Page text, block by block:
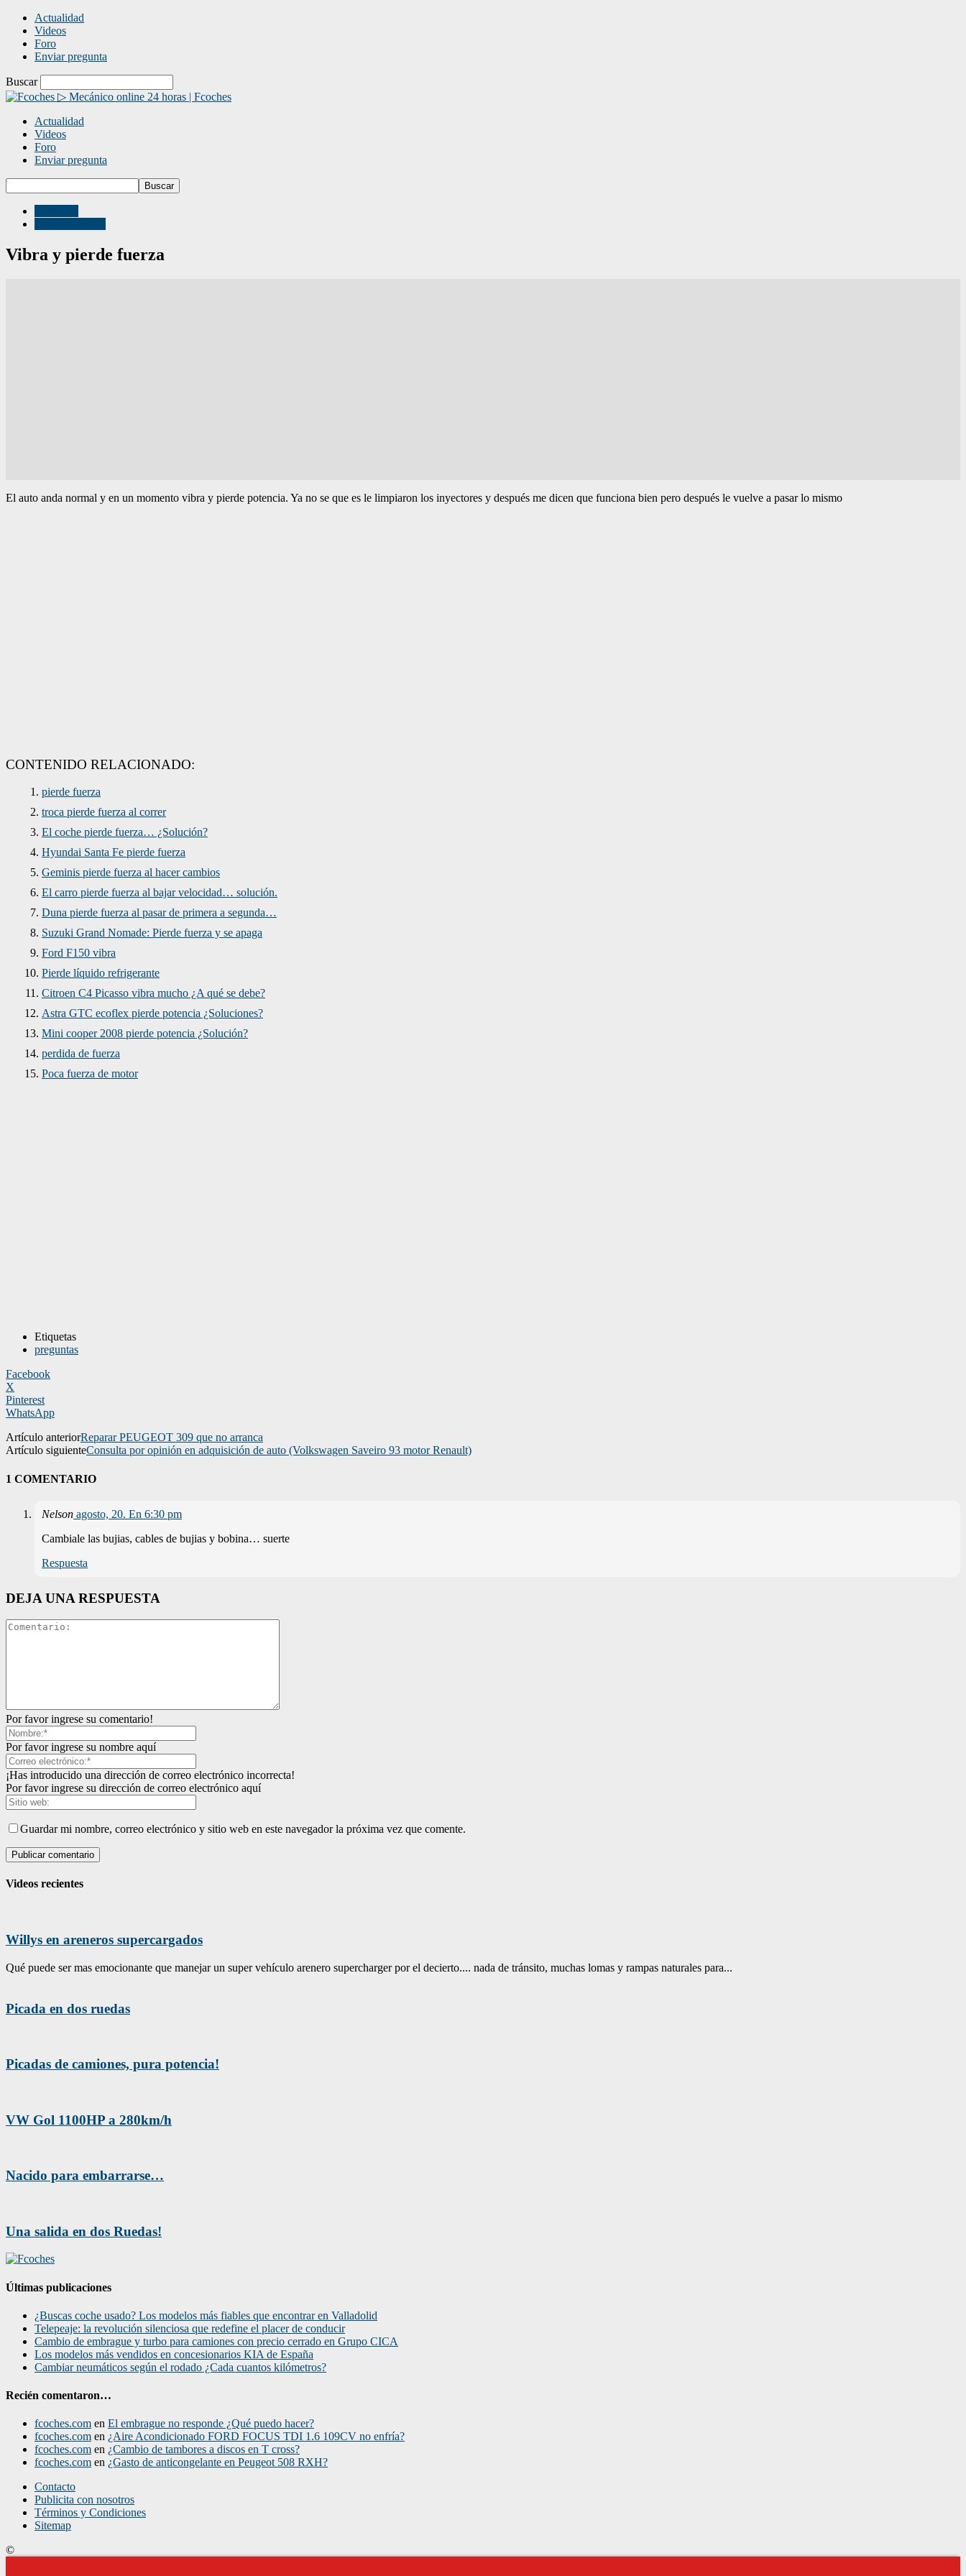
Actualidad
Videos
Foro
Enviar pregunta
Buscar
▷ Mecánico online 24 horas | Fcoches
Actualidad
Videos
Foro
Enviar pregunta
Vibra y pierde fuerza
El auto anda normal y en un momento vibra y pierde potencia. Ya no se que es le limpiaron los inyectores y después me dicen que funciona bien pero después le vuelve a pasar lo mismo
CONTENIDO RELACIONADO:
pierde fuerza
troca pierde fuerza al correr
El coche pierde fuerza… ¿Solución?
Hyundai Santa Fe pierde fuerza
Geminis pierde fuerza al hacer cambios
El carro pierde fuerza al bajar velocidad… solución.
Duna pierde fuerza al pasar de primera a segunda…
Suzuki Grand Nomade: Pierde fuerza y se apaga
Ford F150 vibra
Pierde líquido refrigerante
Citroen C4 Picasso vibra mucho ¿A qué se debe?
Astra GTC ecoflex pierde potencia ¿Soluciones?
Mini cooper 2008 pierde potencia ¿Solución?
perdida de fuerza
Poca fuerza de motor
Etiquetas
preguntas
Facebook
X
Pinterest
WhatsApp
Artículo anteriorReparar PEUGEOT 309 que no arranca
Artículo siguienteConsulta por opinión en adquisición de auto (Volkswagen Saveiro 93 motor Renault)
1 COMENTARIO
Nelson agosto, 20. En 6:30 pm
Cambiale las bujias, cables de bujias y bobina… suerte
Respuesta
DEJA UNA RESPUESTA
Por favor ingrese su comentario!
Por favor ingrese su nombre aquí
¡Has introducido una dirección de correo electrónico incorrecta!
Por favor ingrese su dirección de correo electrónico aquí
Guardar mi nombre, correo electrónico y sitio web en este navegador la próxima vez que comente.
Videos recientes
Willys en areneros supercargados
Qué puede ser mas emocionante que manejar un super vehículo arenero supercharger por el decierto.... nada de tránsito, muchas lomas y rampas naturales para...
Picada en dos ruedas
Picadas de camiones, pura potencia!
VW Gol 1100HP a 280km/h
Nacido para embarrarse…
Una salida en dos Ruedas!
Últimas publicaciones
¿Buscas coche usado? Los modelos más fiables que encontrar en Valladolid
Telepeaje: la revolución silenciosa que redefine el placer de conducir
Cambio de embrague y turbo para camiones con precio cerrado en Grupo CICA
Los modelos más vendidos en concesionarios KIA de España
Cambiar neumáticos según el rodado ¿Cada cuantos kilómetros?
Recién comentaron…
fcoches.com en El embrague no responde ¿Qué puedo hacer?
fcoches.com en ¿Aire Acondicionado FORD FOCUS TDI 1.6 109CV no enfría?
fcoches.com en ¿Cambio de tambores a discos en T cross?
fcoches.com en ¿Gasto de anticongelante en Peugeot 508 RXH?
Contacto
Publicita con nosotros
Términos y Condiciones
Sitemap
©